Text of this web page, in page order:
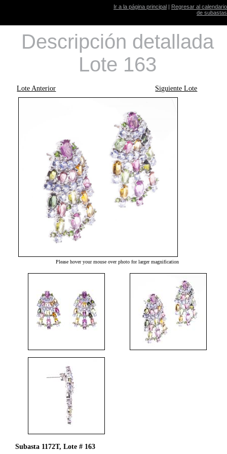
Ir a la página principal | Regresar al calendario
de subastas
Descripción detallada
Lote 163
Lote Anterior Siguiente Lote
Please hover your mouse over photo for larger magnification
Subasta 1172T, Lote # 163